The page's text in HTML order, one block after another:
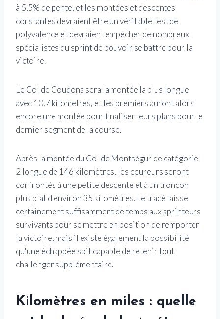
à 5,5% de pente, et les montées et descentes
constantes devraient être un véritable test de
polyvalence et devraient empêcher de nombreux
spécialistes du sprint de pouvoir se battre pour la
victoire.
Le Col de Coudons sera la montée la plus longue
avec 10,7 kilomètres, et les premiers auront alors
encore une montée pour finaliser leurs plans pour le
dernier segment de la course.
Après la montée du Col de Montségur de catégorie
2 longue de 146 kilomètres, les coureurs seront
confrontés à une petite descente et à un tronçon
plus plat d'environ 35 kilomètres. Le tracé laisse
certainement suffisamment de temps aux sprinteurs
survivants pour se mettre en position de remporter
la victoire, mais il existe également la possibilité
qu'une échappée soit capable de retenir tout
challenger supplémentaire.
Kilomètres en miles : quelle